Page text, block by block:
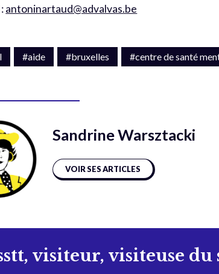
antoninartaud@advalvas.be
#aide #bruxelles #centre de santé
Sandrine Warsztacki
VOIR SES ARTICLES
visiteur, visiteuse